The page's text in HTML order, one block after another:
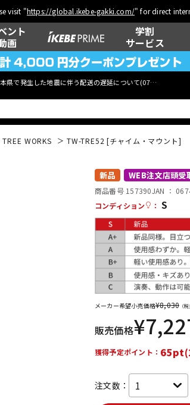
visit "https://global.ikebe-gakki.com/" for direct
ント
画
学割
サービス
本県で発生した地震に伴う配送の遅延について(07月29日
ウクレレ
その他楽器
レコーディン
グ機器
TREE WORKS TW-TRE52 [チャイム・マウント]
新品 WEB注文店頭受
商品番号 157390JAN ：
コンディション
： S
メーカー希望小売価格¥8,030 （税
販売価格¥
獲得予定ポイント：
注文数：